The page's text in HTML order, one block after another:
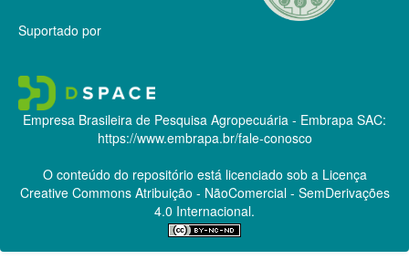
Suportado por
Empresa Brasileira de Pesquisa Agropecuária - Embrapa SAC:
https://www.embrapa.br/fale-conosco
O conteúdo do repositório está licenciado sob a Licença
Creative CommonsAtribuição - NãoComercial - SemDerivações
4.0 Internacional.